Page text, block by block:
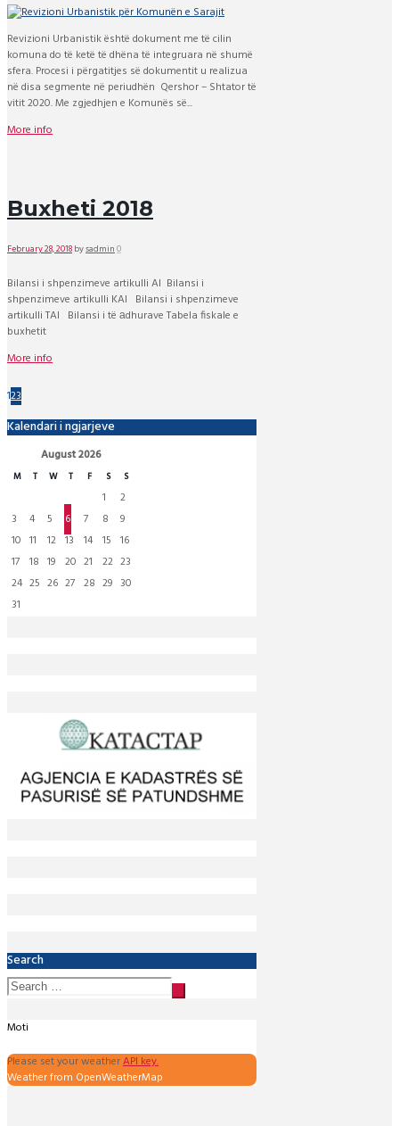
Revizioni Urbanistik është dokument me të cilin
komuna do të ketë të dhëna të integruara në shumë
sfera. Procesi i përgatitjes së dokumentit u realizua
në disa segmente në periudhën Qershor – Shtator të
vitit 2020. Me zgjedhjen e Komunës së...
More info
Buxheti 2018
February 28, 2018bysadmin0
Bilansi i shpenzimeve artikulli AI Bilansi i
shpenzimeve artikulli KAl Bilansi i shpenzimeve
artikulli TAl Bilansi i të аdhurave Tabela fiskale e
buxhetit
More info
123
Kalendari i ngjarjeve
August2026
M T W T F S S
1
2
3
4 5 6 7 8
9
10 11 12 13 14 15 16
17 18 19 20 21 22 23
24 25 26 27 28 29 30
31
Search
Moti
Please set your weatherAPI key.
Weather from OpenWeatherMap